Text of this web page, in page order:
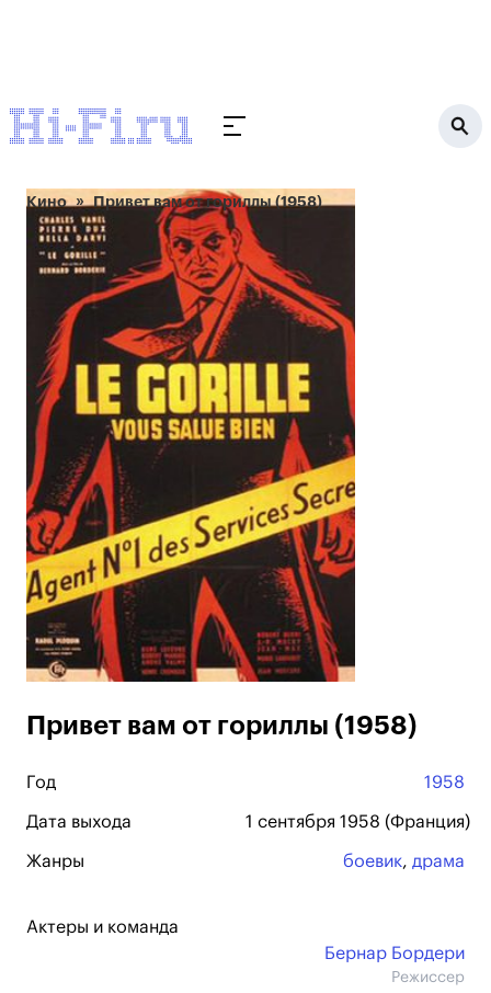
Кино Привет вам от гориллы (1958)
Привет вам от гориллы (1958)
Год 1958
Дата выхода 1 сентября 1958 (Франция)
Жанры боевик, драма
Актеры и команда
Бернар Бордери
Режиссер